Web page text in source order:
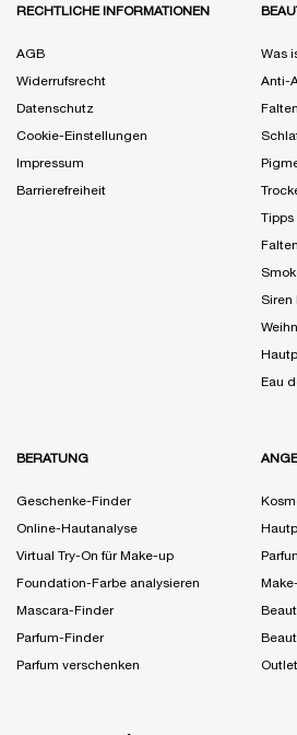
RECHTLICHE INFORMATIONEN
AGB
Widerrufsrecht
Datenschutz
Cookie-Einstellungen
Impressum
Barrierefreiheit
Was
Anti-
Siren
Eau
BERATUNG
Geschenke-Finder
Online-Hautanalyse
Virtual Try-On für Make-up
Foundation-Farbe analysieren
Mascara-Finder
Parfum-Finder
Parfum verschenken Outlet